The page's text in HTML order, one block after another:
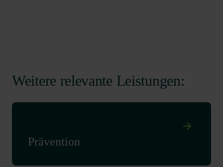
Weitere relevante Leistungen:
Prävention